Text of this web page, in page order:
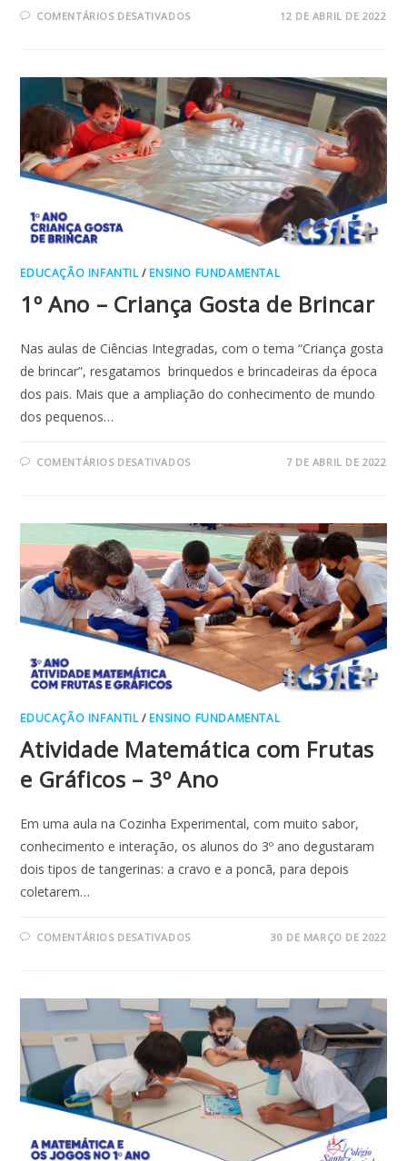
COMENTÁRIOS DESATIVADOSEM
SENHOR
12 DE ABRIL DE 2022
EDUCAÇÃO INFANTIL/ ENSINO FUNDAMENTAL
1º Ano – Criança Gosta de Brincar
Nas aulas de Ciências Integradas, com o tema “Criança gosta
de brincar”, resgatamos brinquedos e brincadeiras da época
dos pais. Mais que a ampliação do conhecimento de mundo
dos pequenos…
COMENTÁRIOS DESATIVADOSEM
GOSTA
DE
BRINCAR
7 DE ABRIL DE 2022
EDUCAÇÃO INFANTIL/ ENSINO FUNDAMENTAL
Atividade Matemática com Frutas
e Gráficos – 3º Ano
Em uma aula na Cozinha Experimental, com muito sabor,
conhecimento e interação, os alunos do 3º ano degustaram
dois tipos de tangerinas: a cravo e a poncã, para depois
coletarem…
COMENTÁRIOS DESATIVADOSEM
E
GRÁFICOS
3º
ANO
30 DE MARÇO DE 2022